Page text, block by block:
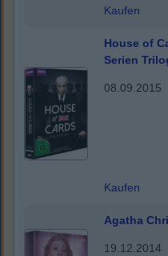
Kaufen
House of
Serien
08.09.2015
Kaufen
Agatha
19.12.2014